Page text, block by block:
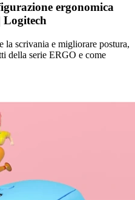
ergonomica
Logitech
la scrivania e migliorare postura,
della serie ERGO e come